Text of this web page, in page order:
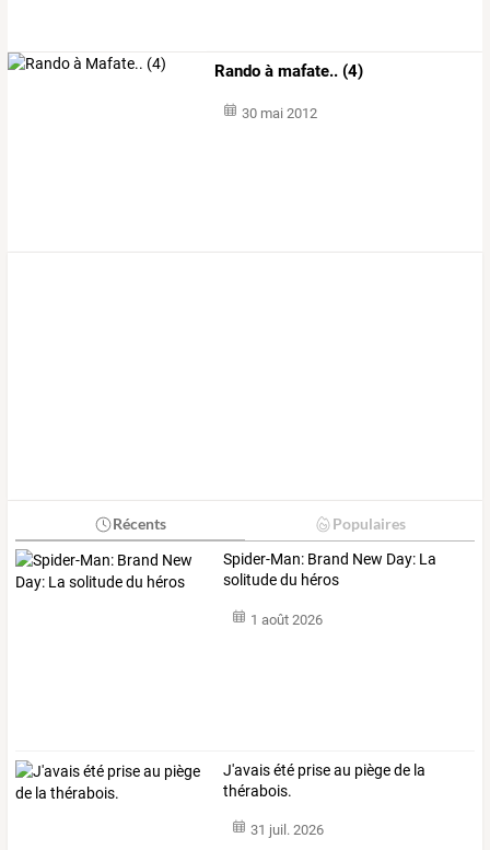
Rando à mafate.. (4)
30 mai 2012
Récents Populaires
Spider-Man: Brand New Day: La
solitude du héros
1 août 2026
J'avais été prise au piège de la
thérabois.
31 juil. 2026